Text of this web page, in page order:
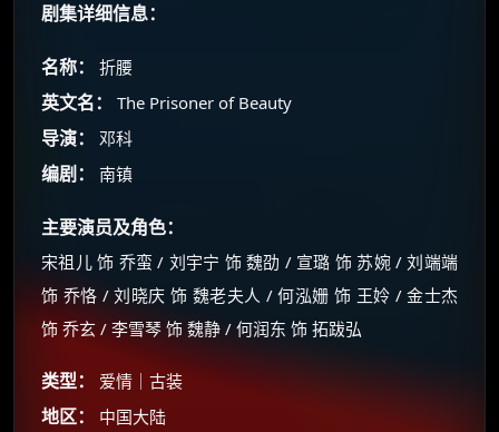
剧集详细信息：
名称： 折腰
英文名： The Prisoner of Beauty
导演： 邓科
编剧： 南镇
主要演员及角色：
宋祖儿 饰 乔蛮 / 刘宇宁 饰 魏劭 / 宣璐 饰 苏婉 / 刘端端
饰 乔恪 / 刘晓庆 饰 魏老夫人 / 何泓姗 饰 王姈 / 金士杰
饰 乔玄 / 李雪琴 饰 魏静 / 何润东 饰 拓跋弘
类型： 爱情｜古装
地区： 中国大陆
🧧 福利领取站 ×